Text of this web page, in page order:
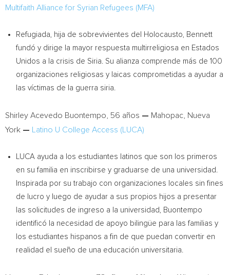
Multifaith Alliance for Syrian Refugees (MFA)
Refugiada, hija de sobrevivientes del Holocausto, Bennett
fundó y dirige la mayor respuesta multirreligiosa en Estados
Unidos a la crisis de Siria. Su alianza comprende más de 100
organizaciones religiosas y laicas comprometidas a ayudar a
las víctimas de la guerra siria.
Shirley Acevedo Buontempo , 56 años — Mahopac
Nueva
York — Latino U College Access (LUCA)
LUCA ayuda a los estudiantes latinos que son los primeros
en su familia en inscribirse y graduarse de una universidad.
Inspirada por su trabajo con organizaciones locales sin fines
de lucro y luego de ayudar a sus propios hijos a presentar
las solicitudes de ingreso a la universidad, Buontempo
identificó la necesidad de apoyo bilingüe para las familias y
los estudiantes hispanos a fin de que puedan convertir en
realidad el sueño de una educación universitaria.